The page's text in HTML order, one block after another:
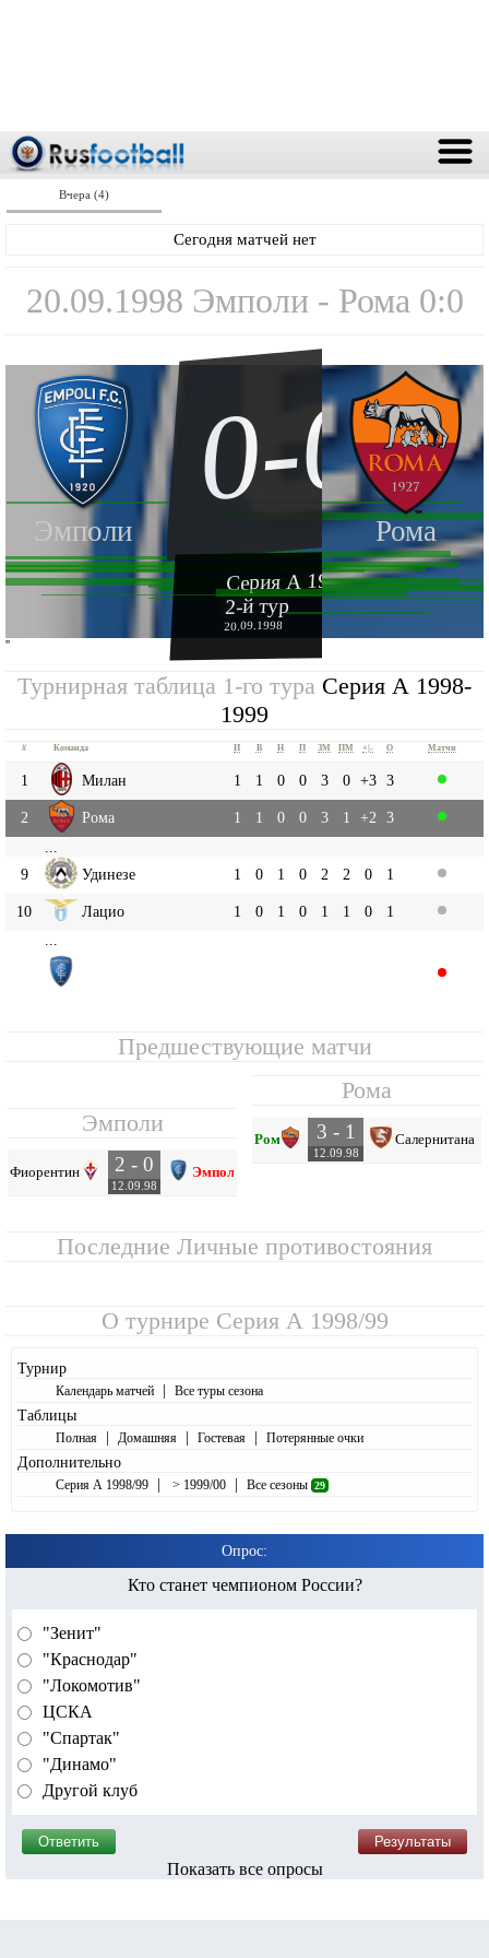
Вчера (4)
Сегодня матчей нет
20.09.1998 Эмполи - Рома 0:0
Эмполи Рома
0-0
Серия А 1998-1999
2-й тур
20.09.1998
''
Турнирная таблица 1-го тура Серия А 1998-
1999
# Команда И В Н П ЗМ ПМ +|- О Матчи
1 Милан 1 1 0 0 3 0 +3 3
2 Рома 1 1 0 0 3 1 +2
3
9
Удинезе 1 0 1 0 2 2 0 1
10 Лацио 1 0 1 0 1 1 0
1
Предшествующие матчи
Эмполи
Фиорентина 2 - 0
12.09.98
Эмполи
Рома
Рома 3 - 1
12.09.98
Салернитана
Последние Личные противостояния
О турнире Серия А 1998/99
Турнир
Календарь матчей | Все туры сезона
Таблицы
Полная | Домашняя | Гостевая | Потерянные очки
Дополнительно
Серия А 1998/99 | > 1999/00 | Все сезоны 29
Опрос:
Кто станет чемпионом России?
"Зенит"
"Краснодар"
"Локомотив"
ЦСКА
"Спартак"
"Динамо"
Другой клуб
Показать все опросы